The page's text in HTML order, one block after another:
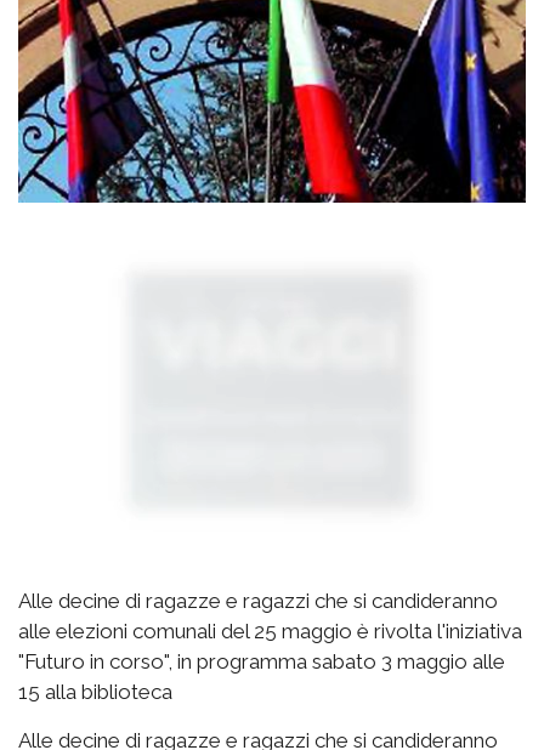
Alle decine di ragazze e ragazzi che si candideranno
alle elezioni comunali del 25 maggio è rivolta l'iniziativa
"Futuro in corso", in programma sabato 3 maggio alle
15 alla biblioteca
Alle decine di ragazze e ragazzi che si candideranno